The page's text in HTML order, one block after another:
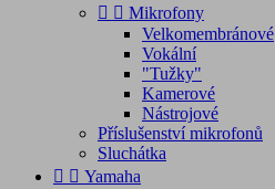
  Mikrofony
Velkomembránové
Vokální
"Tužky"
Kamerové
Nástrojové
Příslušenství mikrofonů
Sluchátka
  Yamaha